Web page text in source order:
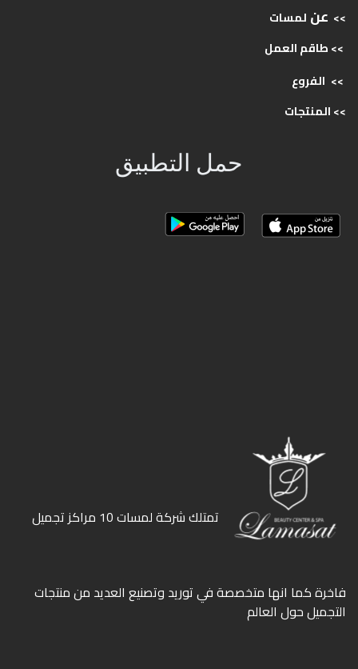
>> عن لمسات
>> طاقمالعمل
>> الفروع
>>المنتجات
حمل التطبيق
ﺗﻤﺘﻠﻚ ﺷﺮﻛﺔ ﻟﻤﺴﺎت 10 ﻣﺮاﻛﺰ ﺗﺠﻤﻴﻞ
ﻓﺎﺧﺮة كما انها ﻣﺘﺨﺼﺼﺔ ﻓﻲ ﺗﻮرﻳﺪ وﺗﺼﻨﻴﻊ اﻟﻌﺪﻳﺪ ﻣﻦ ﻣﻨﺘﺠﺎت
اﻟﺘﺠﻤﻴﻞ ﺣﻮل اﻟﻌﺎﻟﻢ